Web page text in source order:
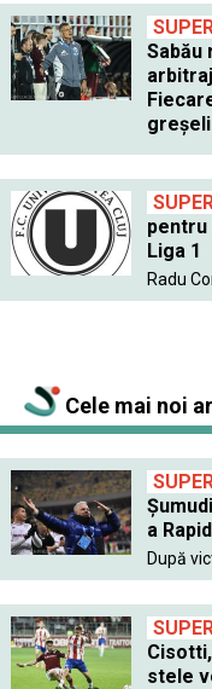
Sabău
greşeli
pentru
Liga 1
Radu
Cele mai noi
a
După
stele